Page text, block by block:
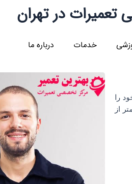
در تهران
خدمات درباره ما
را
از